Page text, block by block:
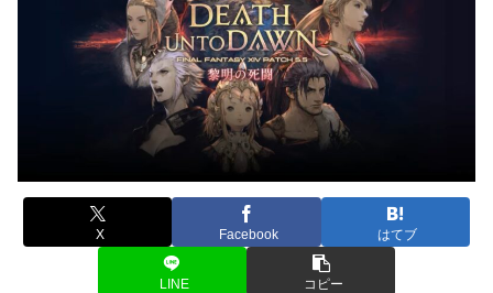
X Facebook はてブ
LINE コピー